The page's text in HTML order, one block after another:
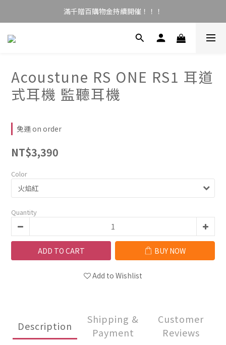
滿千贈百購物金持續開催！！！
Acoustune RS ONE RS1 耳道
式耳機 監聽耳機
免運 on order
NT$3,390
Color
Quantity
ADD TO CART BUY NOW
Add to Wishlist
Description
Shipping &
Payment
Customer
Reviews